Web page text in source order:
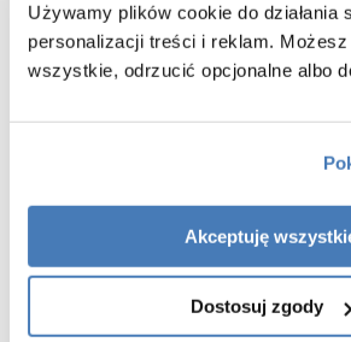
Używamy plików cookie do działania
personalizacji treści i reklam.
wszystkie, odrzucić opcjonalne albo
Akceptuję
Dostosuj zgody
Charakterystyka kabiny prysznicowej Varia
wykończenie czarny mat :
do kompletowania z brodzikiem lub bez -
drzwi rozsuwane
montaż uniwersalny (prawy/lewy)
bezpieczne szkło hartowane przezroczyste